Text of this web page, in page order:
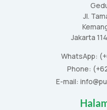
Jl.
Jakarta
WhatsApp:
Phone:
E-mail: